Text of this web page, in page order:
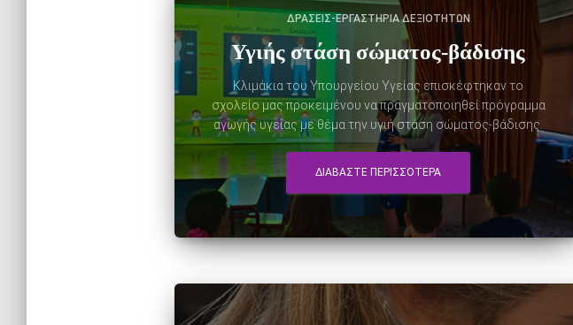
ΔΡΆΣΕΙΣ-ΕΡΓΑΣΤΉΡΙΑ ΔΕΞΙΟΤΉΤΩΝ
Υγιής στάση σώματος-βάδισης
Κλιμάκια του Υπουργείου Υγείας επισκέφτηκαν το
σχολείο μας προκειμένου να πραγματοποιηθεί πρόγραμμα
αγωγής υγείας με θέμα την υγιή στάση σώματος-βάδισης.
ΔΙΑΒΆΣΤΕ ΠΕΡΙΣΣΌΤΕΡΑ